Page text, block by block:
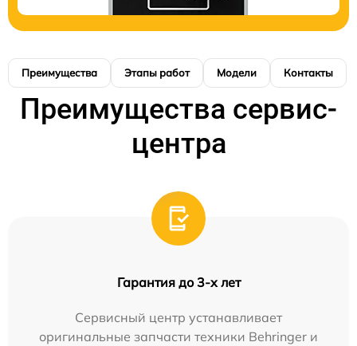
Преимущества Этапы работ Модели Контакты
Преимущества сервис-
центра
Гарантия до 3-х лет
Сервисный центр устанавливает
оригинальные запчасти техники Behringer и